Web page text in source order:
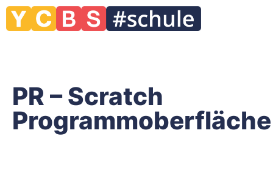
PR – Scratch
Programmoberfläche